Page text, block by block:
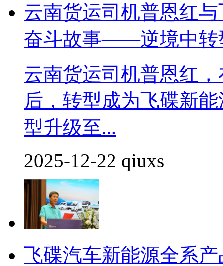
云南货运司机普恩红
奋斗故事——逆境中转
云南货运司机普恩红
后，转型成为飞碟新
型升级至...
2025-12-22 qiuxs
飞碟汽车新能源全系